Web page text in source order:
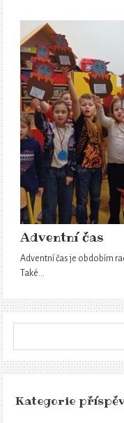
Adventní čas
Adventní čas je obdobím
Také…
Kategorie